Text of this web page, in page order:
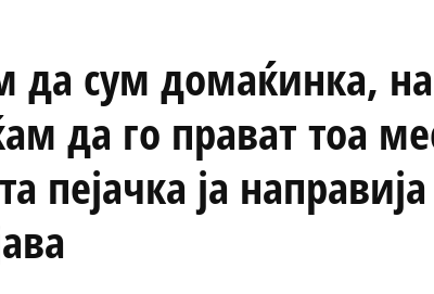
да сум домаќинка,
да го прават тоа
пејачка ја